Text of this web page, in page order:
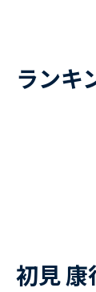
ランキ
初見 康